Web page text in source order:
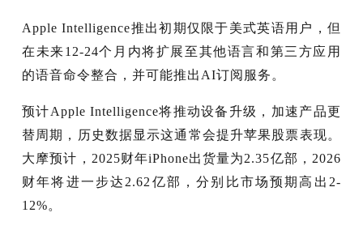
Apple Intelligence推出初期仅限于美式英语用户，但
在未来12-24个月内将扩展至其他语言和第三方应用
的语音命令整合，并可能推出AI订阅服务。
预计Apple Intelligence将推动设备升级，加速产品更
替周期，历史数据显示这通常会提升苹果股票表现。
大摩预计，2025财年iPhone出货量为2.35亿部，2026
财年将进一步达2.62亿部，分别比市场预期高出2-
12%。